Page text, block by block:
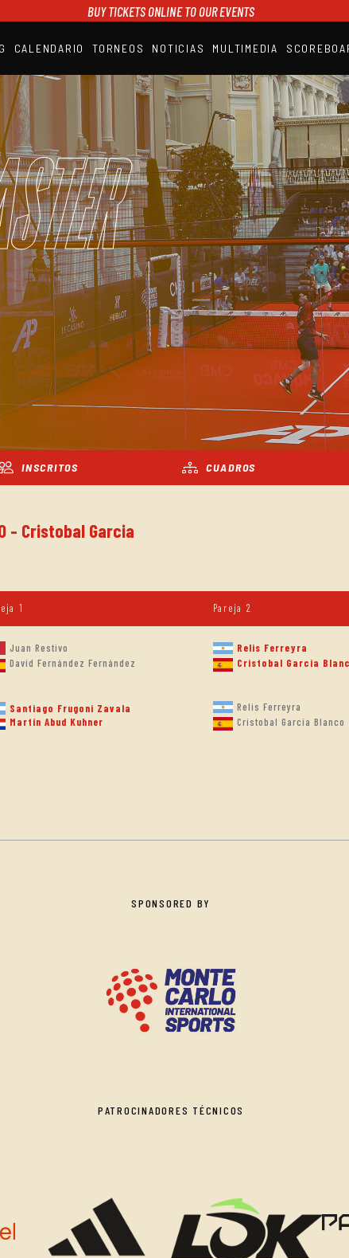
BUY TICKETS ONLINE TO OUR EVENTS
CALENDARIO TORNEOS NOTICIAS MULTIMEDIA
A1PADEL
RANKING
CALENDARIO
TORNEOS
NOTICIAS
MULTIMEDIA
SCOREBOARD
STREAMING
INSCRITOS CUADROS
- Cristobal Garcia
1 Pareja 2
Juan Restivo
David Fernández Fernández
Relis Ferreyra
Cristobal Garcia
Santiago Frugoni Zavala
Martín Abud Kuhner
Relis Ferreyra
Cristobal Garcia Blanco
SPONSORED BY
PATROCINADORES TÉCNICOS